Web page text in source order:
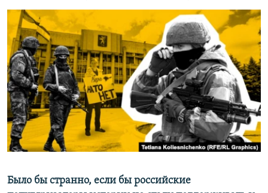
поискуИНФОГРАФИКА
ТЕЛЕПРОЕКТ КРЫМ.РЕАЛИИ
СОВЕТЫ ПРАВОЗАЩИТНИКОВ
ПРОПАВШИЕ БЕЗ ВЕСТИ
ПОБЕДИТЕЛЕЙ НЕ СУДЯТ?
КРЫМ.НЕПОКОРЕННЫЙ
ELIFBE
КАК ОБОЙТИ БЛОКИРОВКУ
Українською
Qırımtatar
ПРИСОЕДИНЯЙТЕСЬ!
Все сайты RFE/RL
Было бы странно, если бы российские